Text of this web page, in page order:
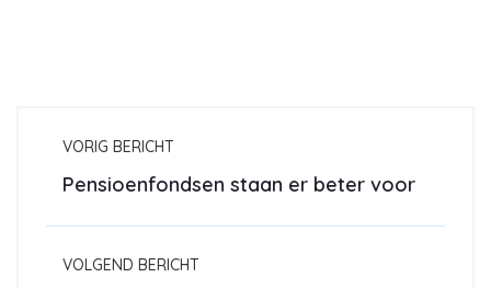
VORIG BERICHT
Pensioenfondsen staan er beter voor
VOLGEND BERICHT